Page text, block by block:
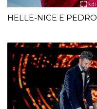
HELLE-NICE E PEDRO